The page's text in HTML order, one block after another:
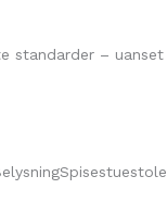
standarder – uanset
Spisestuestole